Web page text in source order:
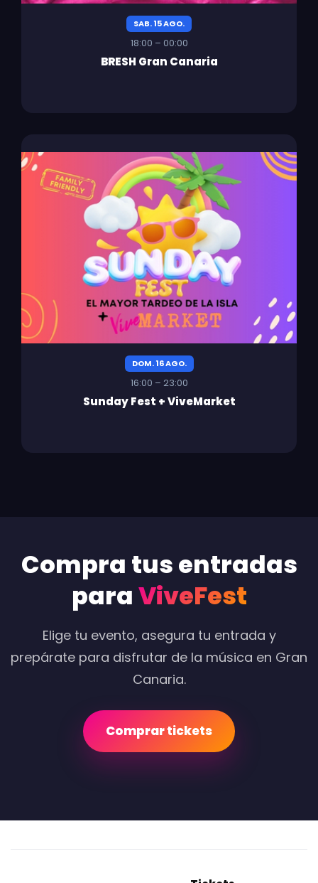
SAB. 15 AGO.
18:00 – 00:00
BRESH Gran Canaria
DOM. 16 AGO.
16:00 – 23:00
Sunday Fest + ViveMarket
Compra tus entradas
paraViveFest
Elige tu evento, asegura tu entrada y
prepárate para disfrutar de la música en Gran
Canaria.
Comprar tickets